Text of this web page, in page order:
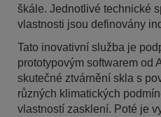
škále. Jednotlivé technické
vlastnosti jsou definovány
Tato inovativní služba je
prototypovým softwarem od
skutečné ztvárnění skla s
různých klimatických
vlastností zasklení. Poté je